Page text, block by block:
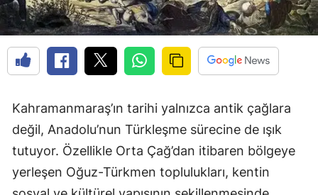
Kahramanmaraş’ın tarihi yalnızca antik çağlara
değil, Anadolu’nun Türkleşme sürecine de ışık
tutuyor. Özellikle Orta Çağ’dan itibaren bölgeye
yerleşen Oğuz-Türkmen toplulukları, kentin